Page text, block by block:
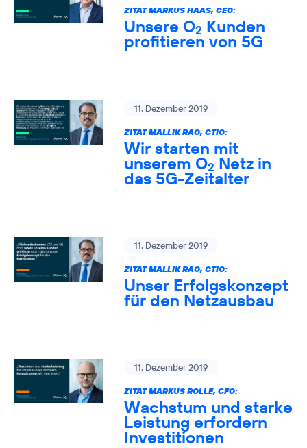
ZITAT MARKUS HAAS, CEO:
Unsere O2 Kunden
profitieren von 5G
11. Dezember 2019
ZITAT MALLIK RAO, CTIO:
Wir starten mit
unserem O2 Netz in
das 5G-Zeitalter
11. Dezember 2019
ZITAT MALLIK RAO, CTIO:
Unser Erfolgskonzept
für den Netzausbau
11. Dezember 2019
ZITAT MARKUS ROLLE, CFO:
Wachstum und starke
Leistung erfordern
Investitionen